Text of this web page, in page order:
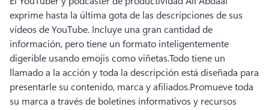
exprime hasta la última gota de las descripciones de sus
vídeos de YouTube. Incluye una gran cantidad de
información, pero tiene un formato inteligentemente
digerible usando emojis como viñetas.Todo tiene un
llamado a la acción y toda la descripción está diseñada para
presentarle su contenido, marca y afiliados.Promueve toda
su marca a través de boletines informativos y recursos